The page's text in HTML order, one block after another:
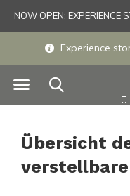
Experience
Übersicht